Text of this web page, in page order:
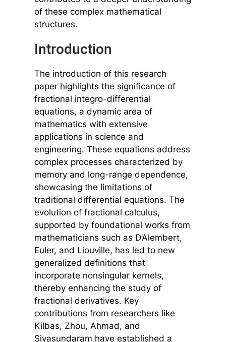
of these complex mathematical
structures.
Introduction
The introduction of this research
paper highlights the significance of
fractional integro-differential
equations, a dynamic area of
mathematics with extensive
applications in science and
engineering. These equations address
complex processes characterized by
memory and long-range dependence,
showcasing the limitations of
traditional differential equations. The
evolution of fractional calculus,
supported by foundational works from
mathematicians such as D’Alembert,
Euler, and Liouville, has led to new
generalized definitions that
incorporate nonsingular kernels,
thereby enhancing the study of
fractional derivatives. Key
contributions from researchers like
Kilbas, Zhou, Ahmad, and
Sivasundaram have established a